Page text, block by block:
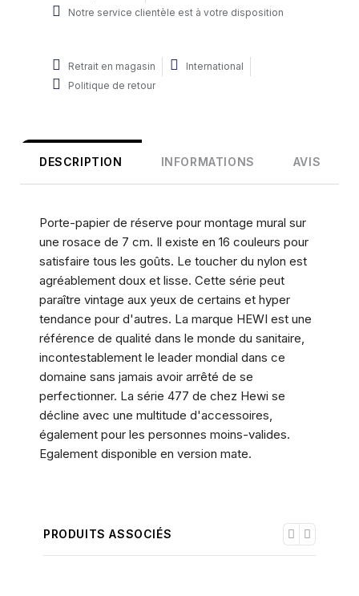
Notre service clientèle est à votre disposition
Retrait en magasin
International
Politique de retour
DESCRIPTION INFORMATIONS AVIS
Porte-papier de réserve pour montage mural sur
une rosace de 7 cm. Il existe en 16 couleurs pour
satisfaire tous les goûts. Le toucher du nylon est
agréablement doux et lisse. Cette série peut
paraître vintage aux yeux de certains et hyper
tendance pour d'autres. La marque HEWI est une
référence de qualité dans le monde du sanitaire,
incontestablement le leader mondial dans ce
domaine sans jamais avoir arrêté de se
perfectionner. La série 477 de chez Hewi se
décline avec une multitude d'accessoires,
également pour les personnes moins-valides.
Egalement disponible en version mate.
PRODUITS ASSOCIÉS